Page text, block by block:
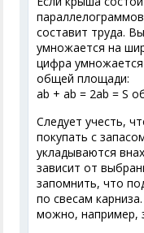
составит труда.
умножается на
цифра
общей площади:
аb + ab = 2ab = S
Следует учесть,
покупать с
укладываются
зависит от
запомнить, что
по свесам
можно, например,